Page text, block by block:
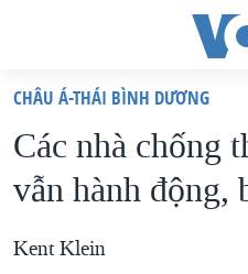
truy
cập
Tới
dung
VIỆT NAM
HOA KỲ
BIỂN ĐÔNG
CHÂU Á-THÁI BÌNH DƯƠNG
Các nhà chống
vẫn hành động,
Kent Klein